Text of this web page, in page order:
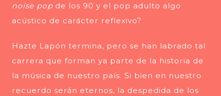
noise pop de los 90 y el pop adulto algo
acústico de carácter reflexivo?
Hazte Lapón termina, pero se han labrado tal
carrera que forman ya parte de la historia de
la música de nuestro país. Si bien en nuestro
recuerdo serán eternos, la despedida de los